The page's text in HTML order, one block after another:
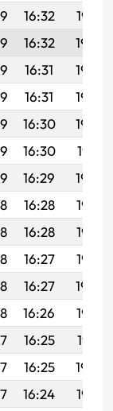
16:32
19:47
16:32
19:46
16:31
19:44
16:31
19:43
16:30
19:42
16:30
19:41
16:29
19:39
16:28
19:38
16:28
19:37
16:27
19:35
16:27
19:34
16:26
19:32
16:25
19:31
16:25
19:30
16:24
19:28